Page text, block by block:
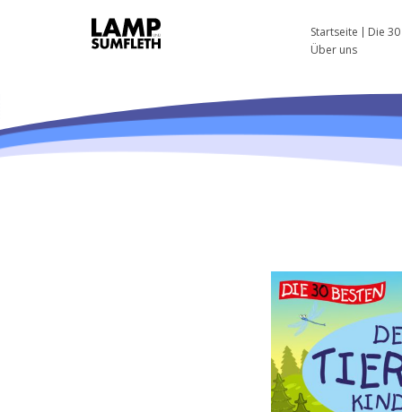
Startseite
Die
Über uns